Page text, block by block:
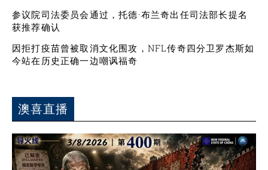
参议院司法委员会通过，托德·布兰奇出任司法部长提名
获推荐确认
因拒打疫苗曾被取消文化围攻，NFL传奇四分卫罗杰斯如
今站在历史正确一边嘲讽福奇
澳喜直播